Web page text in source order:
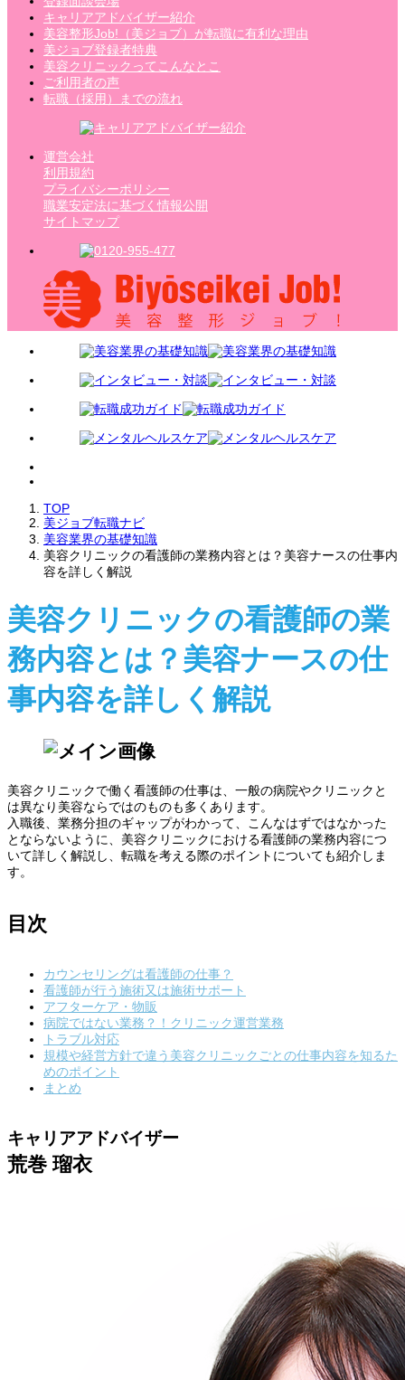
キャリアアドバイザー紹介
美容整形Job!（美ジョブ）が転職に有利な理由
美ジョブ登録者特典
美容クリニックってこんなとこ
ご利用者の声
転職（採用）までの流れ
運営会社
利用規約
プライバシーポリシー
職業安定法に基づく情報公開
サイトマップ
TOP
美ジョブ転職ナビ
美容業界の基礎知識
美容クリニックの看護師の業務内容とは？美容ナースの仕事内
容を詳しく解説
美容クリニックの看護師の業
務内容とは？美容ナースの仕
事内容を詳しく解説
美容クリニックで働く看護師の仕事は、一般の病院やクリニックと
は異なり美容ならではのものも多くあります。
入職後、業務分担のギャップがわかって、こんなはずではなかった
とならないように、美容クリニックにおける看護師の業務内容につ
いて詳しく解説し、転職を考える際のポイントについても紹介しま
す。
目次
カウンセリングは看護師の仕事？
看護師が行う施術又は施術サポート
アフターケア・物販
病院ではない業務？！クリニック運営業務
トラブル対応
規模や経営方針で違う美容クリニックごとの仕事内容を知るた
めのポイント
まとめ
キャリアアドバイザー
荒巻 瑠衣